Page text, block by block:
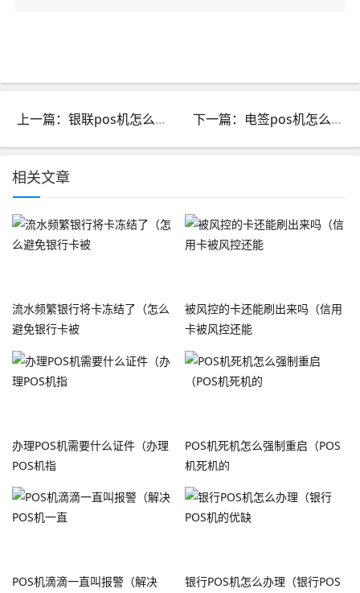
上一篇：银联pos机怎么样_银联商务pos机正规吗 下一篇：电签pos机怎么注销商户_电签pos机怎么注销商户账号
相关文章
流水频繁银行将卡冻结了（怎么
避免银行卡被
被风控的卡还能刷出来吗（信用
卡被风控还能
办理POS机需要什么证件（办理
POS机指
POS机死机怎么强制重启（POS
机死机的
POS机滴滴一直叫报警（解决
银行POS机怎么办理（银行POS